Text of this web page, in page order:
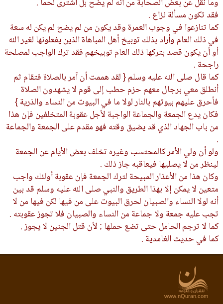
وما نقل عن بعض الصحابة من أنه لم يضح بل اشترى لحما .
فقد تكون مسألة نزاع .
كما تنازعوا في وجوب العمرة وقد يكون من لم يضح لم يكن له سعة
في ذلك العام وأراد بذلك توبيخ أهل المباهاة الذين يفعلونها لغير الله
أو أن يكون قصد بتركها ذلك العام توبيخهم فقد ترك الواجب لمصلحة
راجحة .
كما قال صلى الله عليه وسلم { لقد هممت أن آمر بالصلاة فتقام ثم
أنطلق معي برجال معهم حزم حطب إلى قوم لا يشهدون الصلاة
فأحرق عليهم بيوتهم بالنار لولا ما في البيوت من النساء والذرية }
فكان يدع الجمعة والجماعة الواجبة لأجل عقوبة المتخلفين فإن هذا
من باب الجهاد الذي قد يضيق وقته فهو مقدم على الجمعة والجماعة
.
ولو أن ولي الأمر كالمحتسب وغيره تخلف بعض الأيام عن الجمعة
لينظر من لا يصليها فيعاقبه جاز ذلك .
وكان هذا من الأعذار المبيحة لترك الجمعة فإن عقوبة أولئك واجب
متعين لا يمكن إلا بهذا الطريق والنبي صلى الله عليه وسلم قد بين
أنه لولا النساء والصبيان لحرق البيوت على من فيها لكن فيها من لا
تجب عليه جمعة ولا جماعة من النساء والصبيان فلا تجوز عقوبته .
كما لا ترجم الحامل حتى تضع حملها ; لأن قتل الجنين لا يجوز .
كما في حديث الغامدية .
www.nQuran.com